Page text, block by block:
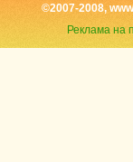
©2007-2008,
Реклама на